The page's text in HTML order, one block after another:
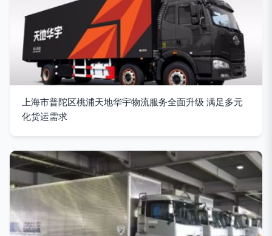
上海市普陀区桃浦天地华宇物流服务全面升级 满足多元
化货运需求